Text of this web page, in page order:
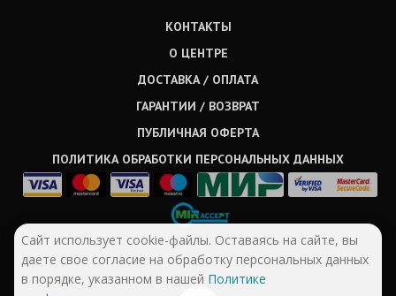
КОНТАКТЫ
О ЦЕНТРЕ
ДОСТАВКА / ОПЛАТА
ГАРАНТИИ / ВОЗВРАТ
ПУБЛИЧНАЯ ОФЕРТА
ПОЛИТИКА ОБРАБОТКИ ПЕРСОНАЛЬНЫХ ДАННЫХ
Сайт использует cookie-файлы. Оставаясь на сайте, вы
даете свое согласие на обработку персональных данных
в порядке, указанном в нашей Политике